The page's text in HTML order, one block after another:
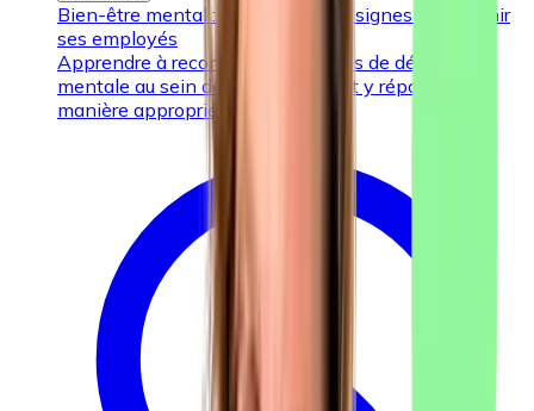
Bien-être mental : reconnaître les signes et soutenir
ses employés
Apprendre à reconnaître les signes de détresse
mentale au sein de votre équipe et y répondre de
manière appropriée.